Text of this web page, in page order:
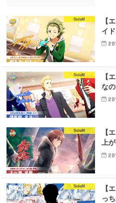
SideM
【
イ
SideM
【
な
SideM
【
上
SideM
【
っ